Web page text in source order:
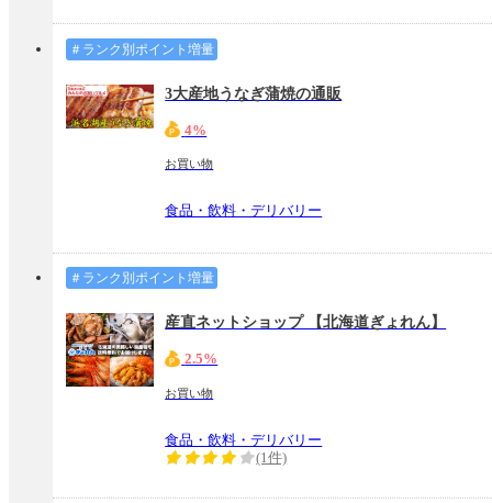
＃ランク別ポイント増量
3大産地うなぎ蒲焼の通販
4%
お買い物
食品・飲料・デリバリー
＃ランク別ポイント増量
産直ネットショップ 【北海道ぎょれん】
2.5%
お買い物
食品・飲料・デリバリー
(1件)